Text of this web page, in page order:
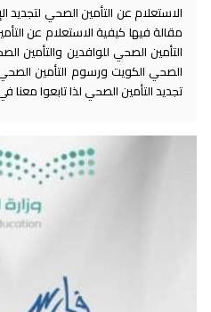
الاستعلام عن التأمين الصحي
مقالة فيها كيفية الاستعلام عن
التأمين الصحي للوافدين والتأمين
الصحي الكويت ورسوم التأمين
تجديد التأمين الصحي لذا تابعوا معنا